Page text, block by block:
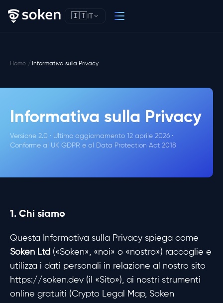
🇮🇹IT
Home Informativa sulla Privacy
Informativa sulla Privacy
Versione 2.0 · Ultimo aggiornamento 12 aprile 2026 ·
Conforme al UK GDPR e al Data Protection Act 2018
1. Chi siamo
Questa Informativa sulla Privacy spiega come
Soken Ltd («Soken», «noi» o «nostro») raccoglie e
utilizza i dati personali in relazione al nostro sito
https://soken.dev (il «Sito»), ai nostri strumenti
online gratuiti (Crypto Legal Map, Soken